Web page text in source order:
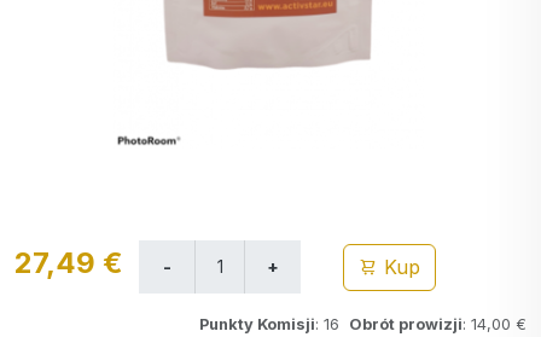
27,49 € Kup
Punkty Komisji: 16 Obrót prowizji: 14,00 €